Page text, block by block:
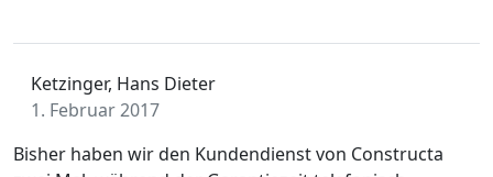
Ketzinger, Hans Dieter
1. Februar 2017
Bisher haben wir den Kundendienst von Constructa